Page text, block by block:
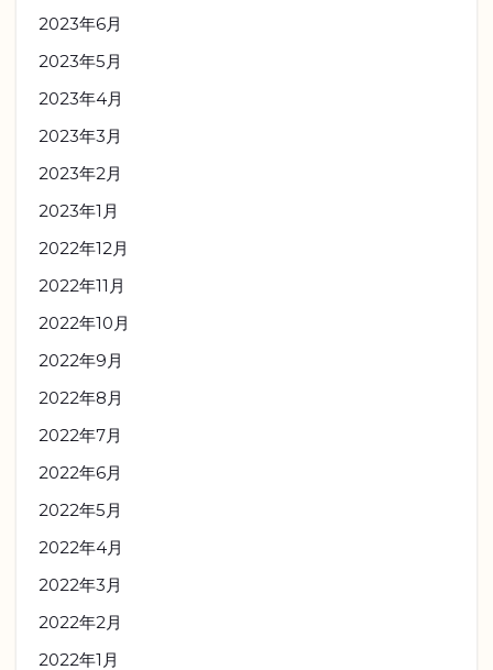
2023年6月
2023年5月
2023年4月
2023年3月
2023年2月
2023年1月
2022年12月
2022年11月
2022年10月
2022年9月
2022年8月
2022年7月
2022年6月
2022年5月
2022年4月
2022年3月
2022年2月
2022年1月